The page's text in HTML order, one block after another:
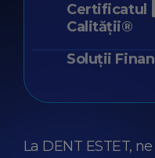
La DENT ESTET,
Certificatul
Calității®
Soluții